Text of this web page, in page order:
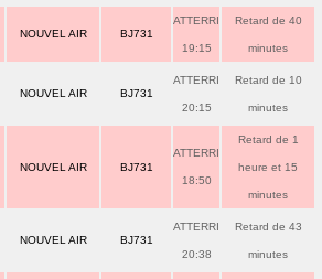
NOUVEL AIR BJ731
ATTERRI
19:15
Retard de 40
minutes
NOUVEL AIR BJ731
ATTERRI
20:15
Retard de 10
minutes
NOUVEL AIR BJ731
ATTERRI
18:50
Retard de 1
heure et 15
minutes
NOUVEL AIR BJ731
ATTERRI
20:38
Retard de 43
minutes